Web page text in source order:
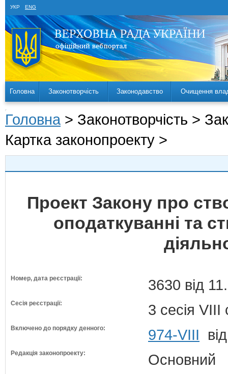
УКР ENG
Головна Законотворчість Законодавство Очищення
Головна > Законотворчість >
Картка законопроекту >
Проект Закону про
оподаткуванні та
Номер, дата реєстрації: 3630 від
Сесія реєстрації: 3 сесія VIII
Включено до порядку денного: 974-VIII
Редакція законопроекту: Основний